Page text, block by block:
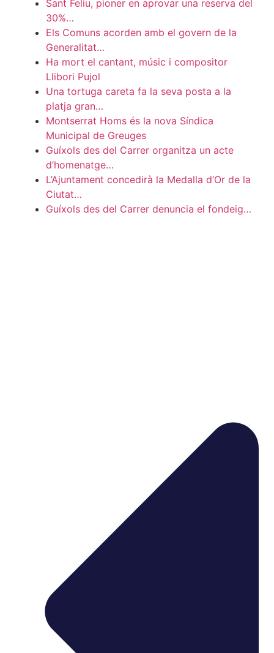
Sant Feliu, pioner en aprovar una reserva del
30%…
Els Comuns acorden amb el govern de la
Generalitat…
Ha mort el cantant, músic i compositor
Llibori Pujol
Una tortuga careta fa la seva posta a la
platja gran…
Montserrat Homs és la nova Síndica
Municipal de Greuges
Guíxols des del Carrer organitza un acte
d’homenatge…
L’Ajuntament concedirà la Medalla d’Or de la
Ciutat…
Guíxols des del Carrer denuncia el fondeig…